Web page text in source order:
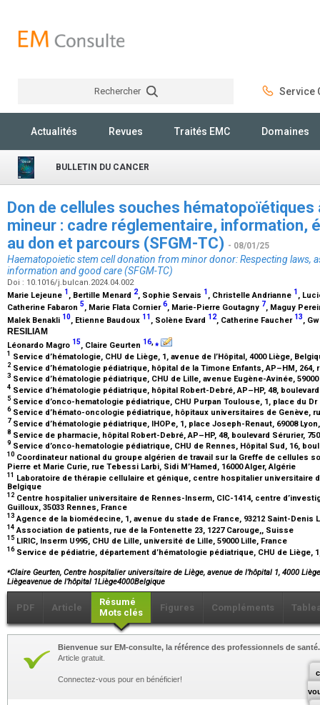
Rechercher Service
Actualités Revues Traités EMC Domaines
BULLETIN DU CANCER
Don de cellules souches hématopoïétiques
mineur : cadre réglementaire, information,
au don et parcours (SFGM-TC) - 08/01/25
Haematopoietic stem cell donation from minor donor: Respecting laws,
information and good care (SFGM-TC)
Doi : 10.1016/j.bulcan.2024.04.002
Marie Lejeune 1 , Bertille Menard 2, Sophie Servais 1 , Christelle Andrianne 1 ,
Catherine Fabaron 5, Marie Flata Cornier6, Marie-Pierre Goutagny 7, Maguy
Malek Benakli 10, Etienne Baudoux 11 , Solène Evard 12, Catherine Faucher 13,
RESILIAM
Léonardo Magro 15, Claire Geurten 16,⁎
1 Service d’hématologie, CHU de Liège, 1, avenue de l’Hôpital, 4000 Liège,
2 Service d’hématologie pédiatrique, hôpital de la Timone Enfants, AP–HM,
3 Service d’hématologie pédiatrique, CHU de Lille, avenue Eugène-Avinée,
4 Service d’hématologie pédiatrique, hôpital Robert-Debré, AP–HP, 48,
5 Service d’onco-hematologie pédiatrique, CHU Purpan Toulouse, 1, place du
6Service d’hémato-oncologie pédiatrique, hôpitaux universitaires de Genève,
7 Service d’hématologie pédiatrique, IHOPe, 1, place Joseph-Renaut, 69008
8 Service de pharmacie, hôpital Robert-Debré, AP–HP, 48, boulevard Sérurier,
9 Service d’onco-hematologie pédiatrique, CHU de Rennes, Hôpital Sud, 16,
10 Coordinateur national du groupe algérien de travail sur la Greffe de cellules
Pierre et Marie Curie, rue Tebessi Larbi, Sidi M’Hamed, 16000 Alger, Algérie
11 Laboratoire de thérapie cellulaire et génique, centre hospitalier universitaire
Belgique
12 Centre hospitalier universitaire de Rennes-Inserm, CIC-1414, centre
Guilloux, 35033 Rennes, France
13 Agence de la biomédecine, 1, avenue du stade de France, 93212 Saint-Denis
14 Association de patients, rue de la Fontenette 23, 1227 Carouge,, Suisse
15 LIRIC, Inserm U995, CHU de Lille, université de Lille, 59000 Lille, France
16Service de pédiatrie, département d’hématologie pédiatrique, CHU de Liège,
⁎Claire Geurten, Centre hospitalier universitaire de Liège, avenue de l’hôpital 1, 4000
Liègeavenue de l’hôpital 1Liège4000Belgique
PDF Article
Résumé
Mots clés
Figures Compléments
Bienvenue sur EM-consulte, la référence des professionnels de santé.
Article gratuit.
Connectez-vous pour en bénéficier!